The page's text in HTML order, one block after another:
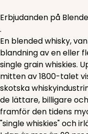
Erbjudanden på
.
En blended whisky,
blandning av en eller
single grain whiskies.
mitten av 1800-talet
skotska
de lättare, billigare
framför den tidens
"single whiskies" och